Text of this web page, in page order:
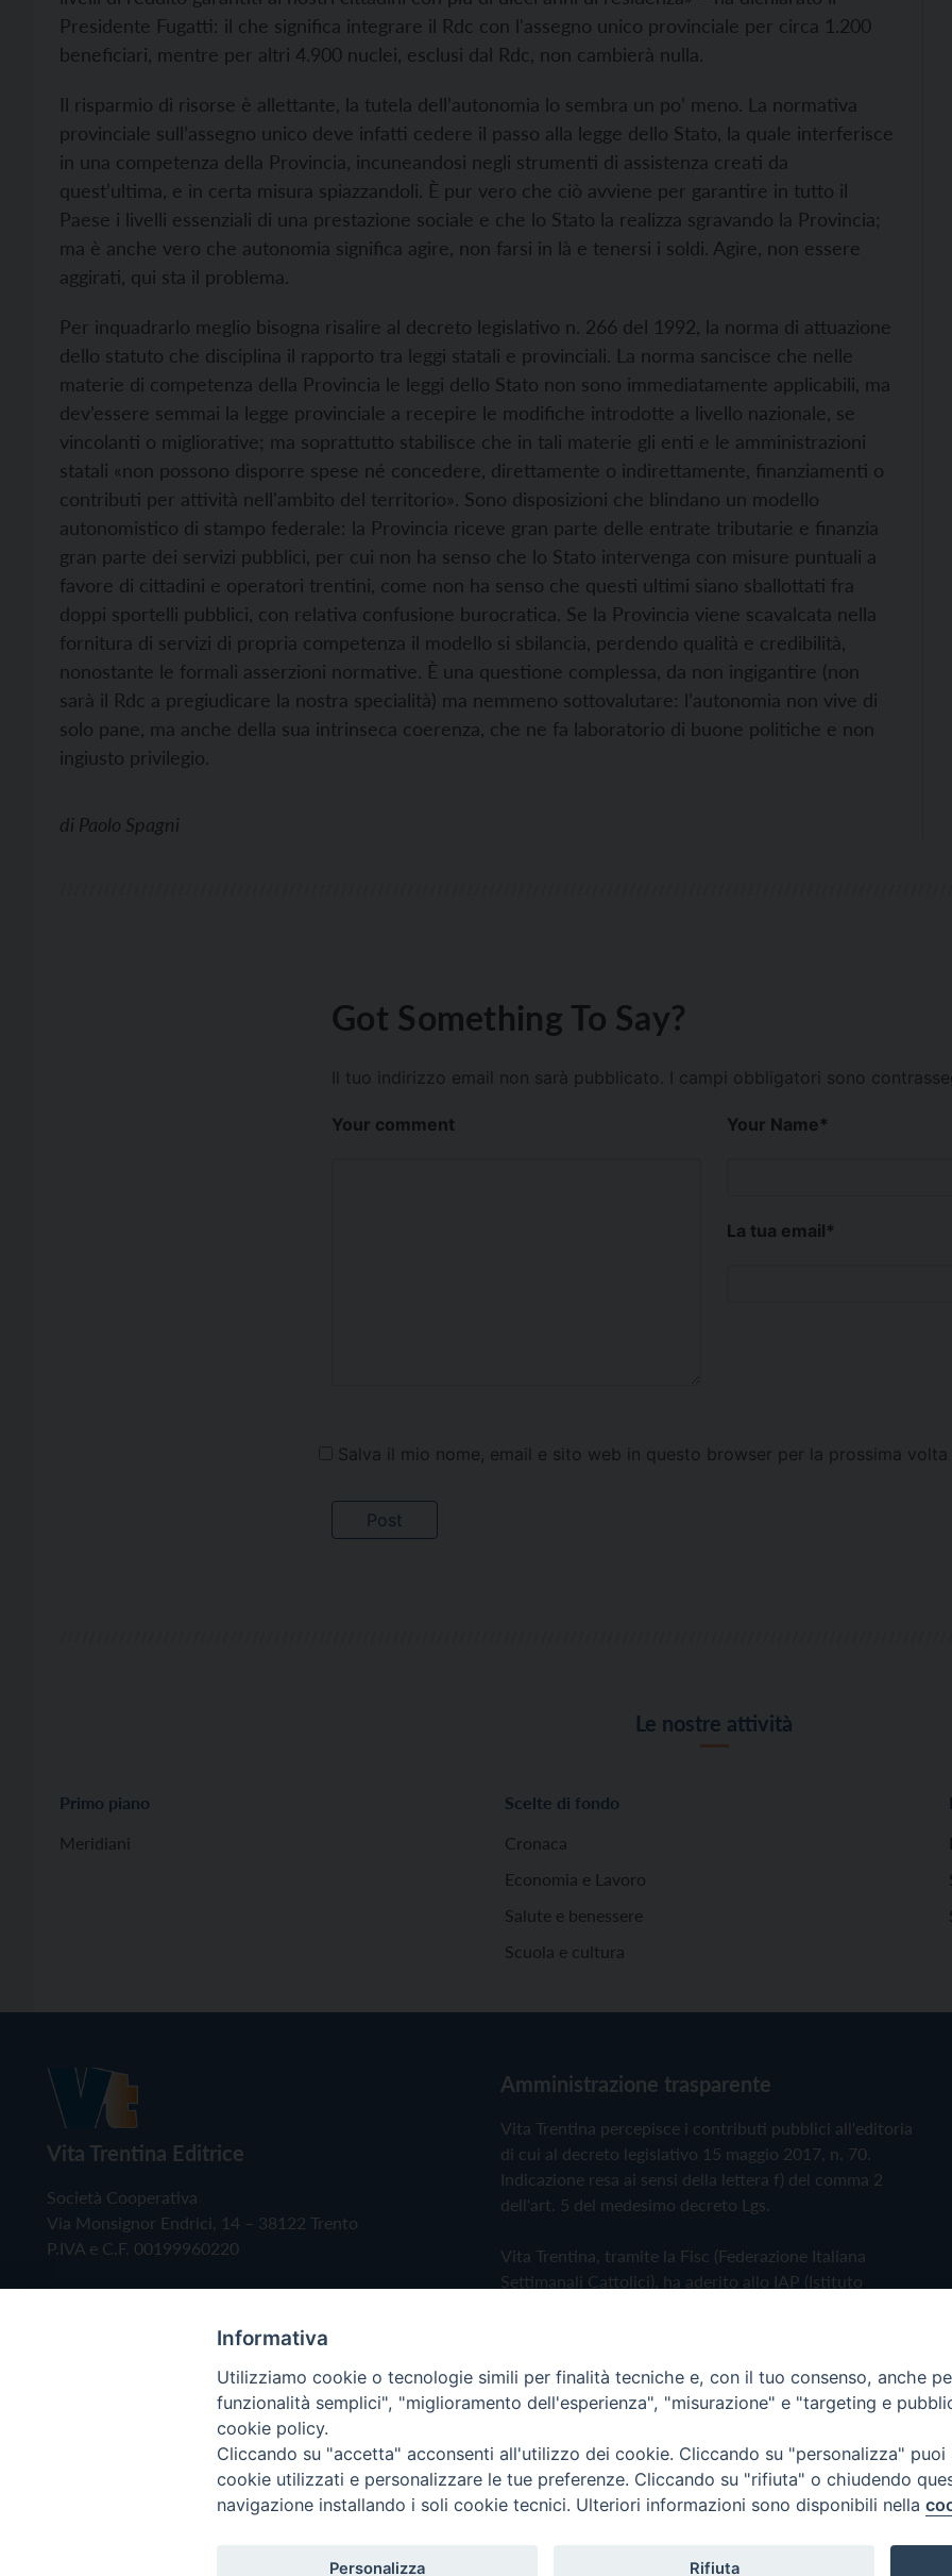
Presidente Fugatti: il che significa integrare il Rdc con l'assegno unico provinciale per circa 1.200
beneficiari, mentre per altri 4.900 nuclei, esclusi dal Rdc, non cambierà nulla.
Il risparmio di risorse è allettante, la tutela dell’autonomia lo sembra un po’ meno. La normativa
provinciale sull’assegno unico deve infatti cedere il passo alla legge dello Stato, la quale interferisce
in una competenza della Provincia, incuneandosi negli strumenti di assistenza creati da
quest’ultima, e in certa misura spiazzandoli. È pur vero che ciò avviene per garantire in tutto il
Paese i livelli essenziali di una prestazione sociale e che lo Stato la realizza sgravando la Provincia;
ma è anche vero che autonomia significa agire, non farsi in là e tenersi i soldi. Agire, non essere
aggirati, qui sta il problema.
Per inquadrarlo meglio bisogna risalire al decreto legislativo n. 266 del 1992, la norma di attuazione
dello statuto che disciplina il rapporto tra leggi statali e provinciali. La norma sancisce che nelle
materie di competenza della Provincia le leggi dello Stato non sono immediatamente applicabili, ma
dev’essere semmai la legge provinciale a recepire le modifiche introdotte a livello nazionale, se
vincolanti o migliorative; ma soprattutto stabilisce che in tali materie gli enti e le amministrazioni
statali «non possono disporre spese né concedere, direttamente o indirettamente, finanziamenti o
contributi per attività nell'ambito del territorio». Sono disposizioni che blindano un modello
autonomistico di stampo federale: la Provincia riceve gran parte delle entrate tributarie e finanzia
gran parte dei servizi pubblici, per cui non ha senso che lo Stato intervenga con misure puntuali a
favore di cittadini e operatori trentini, come non ha senso che questi ultimi siano sballottati fra
doppi sportelli pubblici, con relativa confusione burocratica. Se la Provincia viene scavalcata nella
fornitura di servizi di propria competenza il modello si sbilancia, perdendo qualità e credibilità,
nonostante le formali asserzioni normative. È una questione complessa, da non ingigantire (non
sarà il Rdc a pregiudicare la nostra specialità) ma nemmeno sottovalutare: l’autonomia non vive di
solo pane, ma anche della sua intrinseca coerenza, che ne fa laboratorio di buone politiche e non
ingiusto privilegio.
di Paolo Spagni
Got Something To Say?
Il tuo indirizzo email non sarà pubblicato. I campi obbligatori sono
Your comment Your Name*
La tua email*
Salva il mio nome, email e sito web in questo browser per la prossima
Le nostre attività
Primo piano
Meridiani
Scelte di fondo
Cronaca
Economia e Lavoro
Salute e benessere
Scuola e cultura
Vita Trentina Editrice
Società Cooperativa
Via Monsignor Endrici, 14 – 38122 Trento
P.IVA e C.F. 00199960220
Amministrazione trasparente
Vita Trentina percepisce i contributi pubblici all'editoria
di cui al decreto legislativo 15 maggio 2017, n. 70.
Indicazione resa ai sensi della lettera f) del comma 2
dell'art. 5 del medesimo decreto Lgs.
Vita Trentina, tramite la Fisc (Federazione Italiana
Settimanali Cattolici), ha aderito allo IAP (Istituto
Privacy Policy Cookie Policy
Copyright © 2019 - Tutti i diritti riservati - Vita Trentina Editrice
Informativa
Utilizziamo cookie o tecnologie simili per finalità tecniche e, con il tuo consenso, anche
funzionalità semplici", "miglioramento dell'esperienza", "misurazione" e "targeting e
cookie policy.
Cliccando su "accetta" acconsenti all'utilizzo dei cookie. Cliccando su "personalizza"
cookie utilizzati e personalizzare le tue preferenze. Cliccando su "rifiuta" o chiudendo
navigazione installando i soli cookie tecnici. Ulteriori informazioni sono disponibili nella
Personalizza Rifiuta